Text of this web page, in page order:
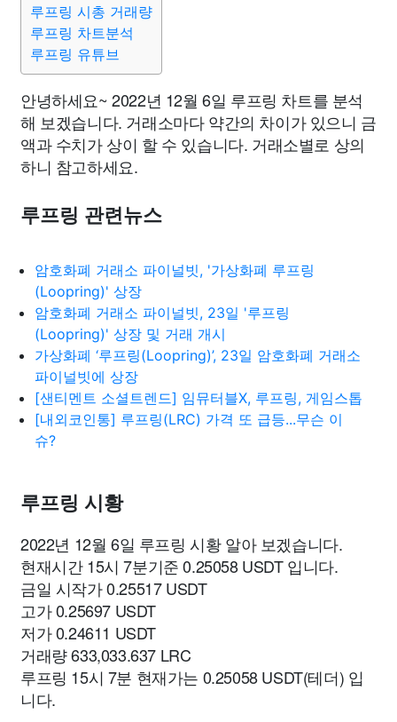
루프링 시총 거래량
루프링 차트분석
루프링 유튜브
안녕하세요~ 2022년 12월 6일 루프링 차트를 분석
해 보겠습니다. 거래소마다 약간의 차이가 있으니 금
액과 수치가 상이 할 수 있습니다. 거래소별로 상의
하니 참고하세요.
루프링 관련뉴스
암호화폐 거래소 파이널빗, '가상화폐 루프링
(Loopring)' 상장
암호화폐 거래소 파이널빗, 23일 '루프링
(Loopring)' 상장 및 거래 개시
가상화폐 ‘루프링(Loopring)’, 23일 암호화폐 거래소
파이널빗에 상장
[샌티멘트 소셜트렌드] 임뮤터블X, 루프링, 게임스톱
[내외코인통] 루프링(LRC) 가격 또 급등...무슨 이
슈?
루프링 시황
2022년 12월 6일 루프링 시황 알아 보겠습니다.
현재시간 15시 7분기준 0.25058 USDT 입니다.
금일 시작가 0.25517 USDT
고가 0.25697 USDT
저가 0.24611 USDT
거래량 633,033.637 LRC
루프링 15시 7분 현재가는 0.25058 USDT(테더) 입
니다.